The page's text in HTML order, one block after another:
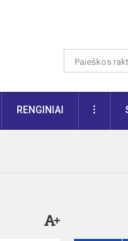
RENGINIAI